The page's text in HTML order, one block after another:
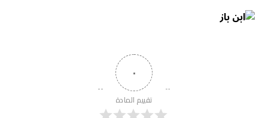
٠
تقييم المادة